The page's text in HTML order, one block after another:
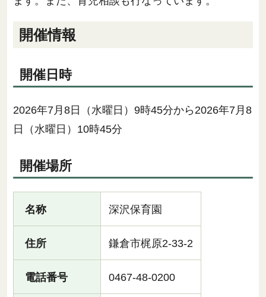
開催情報
開催日時
2026年7月8日（水曜日）9時45分から2026年7月8
日（水曜日）10時45分
開催場所
名称 深沢保育園
住所 鎌倉市梶原2-33-2
電話番号 0467-48-0200